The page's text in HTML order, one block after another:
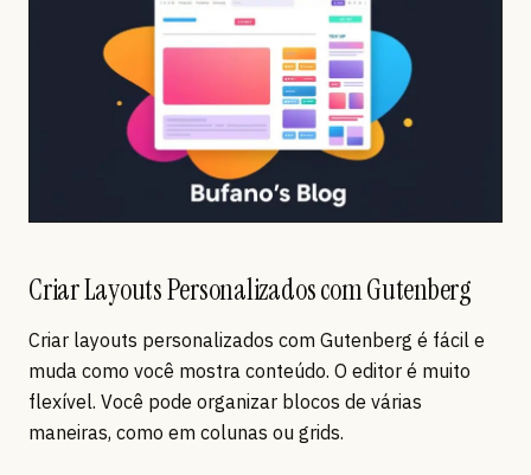
Criar Layouts Personalizados com Gutenberg
Criar layouts personalizados com Gutenberg é fácil e
muda como você mostra conteúdo. O editor é muito
flexível. Você pode organizar blocos de várias
maneiras, como em colunas ou grids.